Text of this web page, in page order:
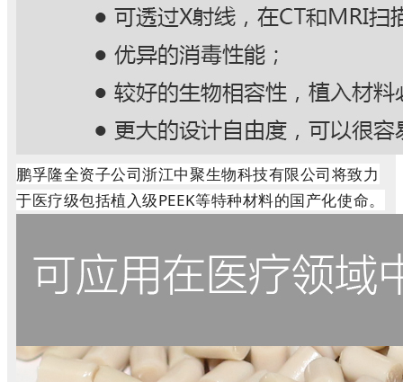
鹏孚隆全资子公司浙江中聚生物科技有限公司将致力
于医疗级包括植入级PEEK等特种材料的国产化使命。